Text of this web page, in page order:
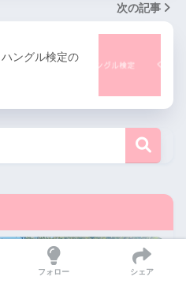
次の記事
ングル検定の
フォロー シェア